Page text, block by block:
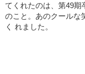
てくれたのは、第49期
のこと。あのクールな
く れました。